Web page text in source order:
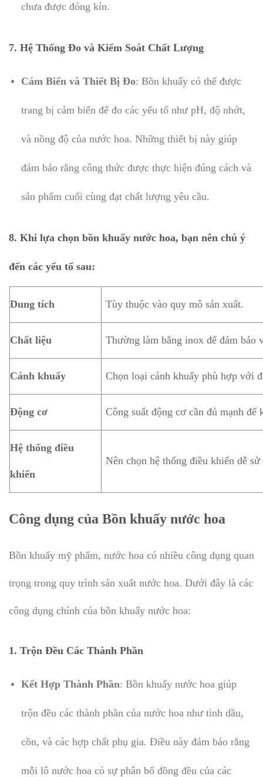
chưa được đóng kín.
7. Hệ Thống Đo và Kiểm Soát Chất Lượng
Cảm Biến và Thiết Bị Đo: Bồn khuấy có thể được
trang bị cảm biến để đo các yếu tố như pH, độ nhớt,
và nồng độ của nước hoa. Những thiết bị này giúp
đảm bảo rằng công thức được thực hiện đúng cách và
sản phẩm cuối cùng đạt chất lượng yêu cầu.
8. Khi lựa chọn bồn khuấy nước hoa, bạn nên chú ý
đến các yếu tố sau:
Dung tích Tùy thuộc vào quy mô sản xuất.
Chất liệu Thường làm bằng inox để đảm bảo
Cánh khuấy Chọn loại cánh khuấy phù hợp với
Động cơ Công suất động cơ cần đủ mạnh để
Hệ thống điều
khiển
Nên chọn hệ thống điều khiển dễ
Công dụng của Bồn khuấy nước hoa
Bồn khuấy mỹ phẩm, nước hoa có nhiều công dụng quan
trọng trong quy trình sản xuất nước hoa. Dưới đây là các
công dụng chính của bồn khuấy nước hoa:
1. Trộn Đều Các Thành Phần
Kết Hợp Thành Phần: Bồn khuấy nước hoa giúp
trộn đều các thành phần của nước hoa như tinh dầu,
cồn, và các hợp chất phụ gia. Điều này đảm bảo rằng
mỗi lô nước hoa có sự phân bố đồng đều của các